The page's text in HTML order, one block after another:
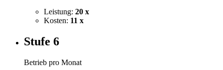
Leistung: 20 x
Kosten: 11 x
Stufe 6
Betrieb pro Monat